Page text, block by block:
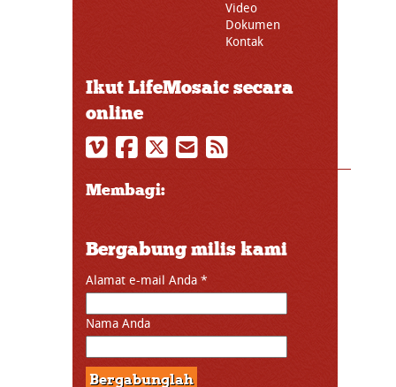
Video
Dokumen
Kontak
Ikut LifeMosaic secara
online
Membagi:
Bergabung milis kami
Alamat e-mail Anda *
Nama Anda